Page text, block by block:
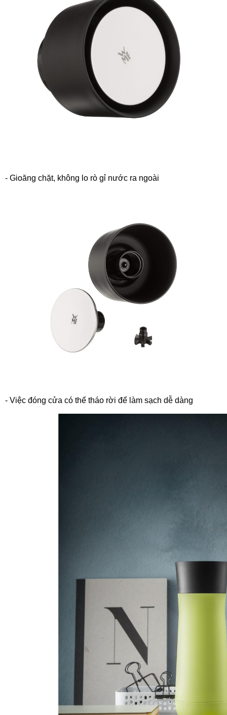
- ️Gioăng chặt, không lo rò gỉ nước ra ngoài
- Việc đóng cửa có thể tháo rời để làm sạch dễ dàng